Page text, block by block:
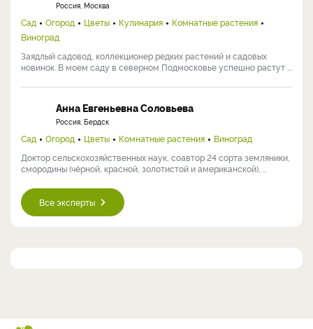
Россия, Москва
Сад Огород Цветы Кулинария
Комнатные растения
Виноград
Заядлый садовод, коллекционер редких растений и садовых
новинок. В моем саду в северном Подмосковье успешно растут ...
Анна Евгеньевна Соловьева
Россия, Бердск
Сад Огород Цветы Комнатные растения
Виноград
Доктор сельскохозяйственных наук, соавтор 24 сорта земляники,
смородины (чёрной, красной, золотистой и американской), ...
Все эксперты